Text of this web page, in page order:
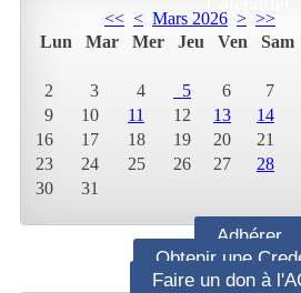
<< < Mars 2026 > >>
Lun
Mar Mer Jeu Ven Sam
2
3 4 5 6 7
9
10 11 12 13 14
16
17 18 19 20 21
23
24 25 26 27 28
30
31
Adhérer
Obtenir une
Faire un don à